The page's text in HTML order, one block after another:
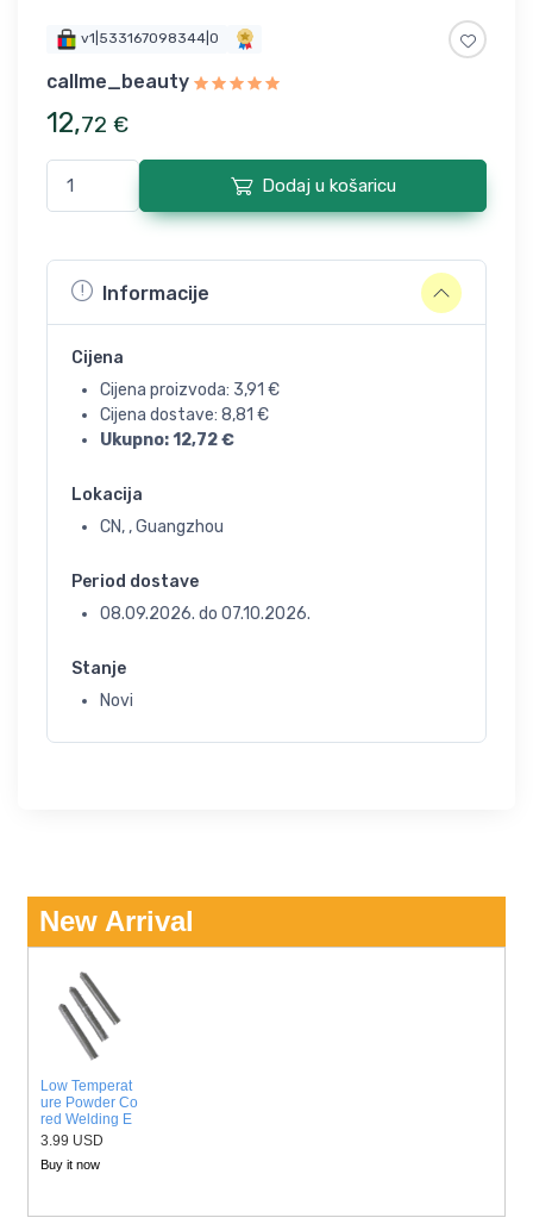
v1|533167098344|0
callme_beauty
12,72 €
Dodaj u košaricu
Informacije
Cijena
Cijena proizvoda: 3,91 €
Cijena dostave: 8,81 €
Ukupno:12,72€
Lokacija
CN, , Guangzhou
Period dostave
08.09.2026. do 07.10.2026.
Stanje
Novi